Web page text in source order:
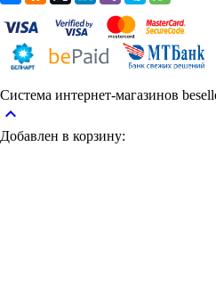
Система интернет-магазинов
keyboard_arrow_up
Добавлен в корзину: